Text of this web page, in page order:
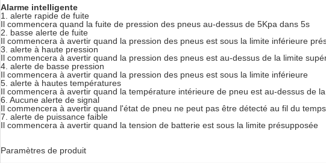
Alarme intelligente
1. alerte rapide de fuite
Il commencera quand la fuite de pression des pneus au-dessus de 5Kpa dans 5s
2. basse alerte de fuite
Il commencera à avertir quand la pression des pneus est sous la limite inférieure
3. alerte à haute pression
Il commencera à avertir quand la pression des pneus est au-dessus de la limite
4. alerte de basse pression
Il commencera à avertir quand la pression des pneus est sous la limite inférieure
5. alerte à hautes températures
Il commencera à avertir quand la température intérieure de pneu est au-dessus de
6. Aucune alerte de signal
Il commencera à avertir quand l'état de pneu ne peut pas être détecté au fil du temps
7. alerte de puissance faible
Il commencera à avertir quand la tension de batterie est sous la limite présupposée
Paramètres de produit